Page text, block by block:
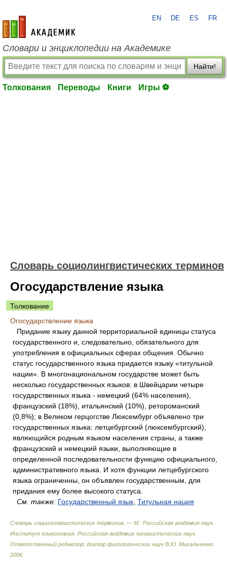
academic.ru
EN DE ES FR
Словари и энциклопедии на Академике
Найти!
Толкования Переводы Книги Игры ⚽
Словарь социолингвистических терминов
Огосударствление языка
Толкование
Огосударствление языка
Придание языку данной территориальной единицы статуса
государственного и, следовательно, обязательного для
употребления в официальных сферах общения. Обычно
статус государственного языка придается языку «титульной
нации». В многонациональном государстве может быть
несколько государственных языков: в Швейцарии четыре
государственных языка - немецкий (64% населения),
французский (18%), итальянский (10%), ретороманский
(0,8%); в Великом герцогстве Люксембург объявлено три
государственных языка: летцебургский (люксембургский),
являющийся родным языком населения страны, а также
французский и немецкий языки, выполняющие в
определенной последовательности функцию официального,
административного языка. И хотя функции летцебургского
языка ограниченны, он объявлен государственным, для
придания ему более высокого статуса.
См. также: Государственный язык Титульная нация
Словарь социолингвистических терминов. — М.: Российская академия наук.
Институт языкознания. Российская академия лингвистических наук.
Ответственный редактор: доктор филологических наук В.Ю. Михальченко
2006